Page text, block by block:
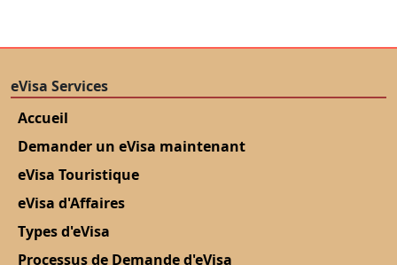
eVisa Services
Accueil
Demander un eVisa maintenant
eVisa Touristique
eVisa d'Affaires
Types d'eVisa
Processus de Demande d'eVisa